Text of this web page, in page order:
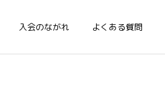
入会のながれ よくある質問